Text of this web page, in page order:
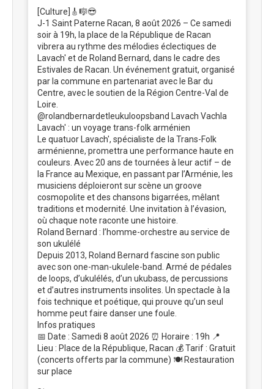
[Culture]🎸🎼😎
J-1 Saint Paterne Racan, 8 août 2026 – Ce samedi
soir à 19h, la place de la République de Racan
vibrera au rythme des mélodies éclectiques de
Lavach' et de Roland Bernard, dans le cadre des
Estivales de Racan. Un événement gratuit, organisé
par la commune en partenariat avec le Bar du
Centre, avec le soutien de la Région Centre-Val de
Loire.
@rolandbernardetleukuloopsband Lavach Vachla
Lavach' : un voyage trans-folk arménien
Le quatuor Lavach', spécialiste de la Trans-Folk
arménienne, promettra une performance haute en
couleurs. Avec 20 ans de tournées à leur actif – de
la France au Mexique, en passant par l’Arménie, les
musiciens déploieront sur scène un groove
cosmopolite et des chansons bigarrées, mêlant
traditions et modernité. Une invitation à l’évasion,
où chaque note raconte une histoire.
Roland Bernard : l’homme-orchestre au service de
son ukulélé
Depuis 2013, Roland Bernard fascine son public
avec son one-man-ukulele-band. Armé de pédales
de loops, d’ukulélés, d’un ukubass, de percussions
et d’autres instruments insolites. Un spectacle à la
fois technique et poétique, qui prouve qu’un seul
homme peut faire danser une foule.
Infos pratiques
📅 Date : Samedi 8 août 2026 ⏰ Horaire : 19h 📍
Lieu : Place de la République, Racan 💰 Tarif : Gratuit
(concerts offerts par la commune) 🍽️ Restauration
sur place